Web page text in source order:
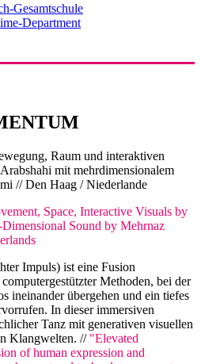
Gesamtschule
Department
Raum und interaktiven
mit mehrdimensionalem
// Den Haag / Niederlande
Space, Interactive Visuals by
Sound by Mehrnaz
Impuls) ist eine Fusion
Methoden, bei der
ineinander übergehen und ein tiefes
In dieser immersiven
Tanz mit generativen visuellen
Klangwelten. // "Elevated
of human expression and